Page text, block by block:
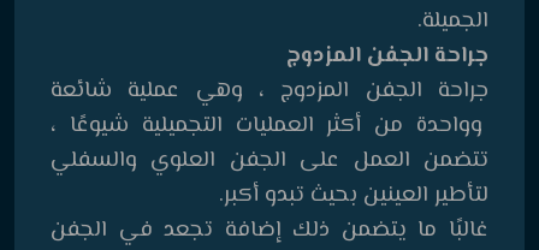
الجميلة.
جراحة الجفن المزدوج
جراحة الجفن المزدوج ، وهي عملية شائعة
وواحدة من أكثر العمليات التجميلية شيوعًا ،
تتضمن العمل على الجفن العلوي والسفلي
لتأطير العينين بحيث تبدو أكبر.
غالبًا ما يتضمن ذلك إضافة تجعد في الجفن